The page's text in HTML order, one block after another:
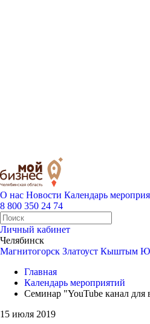
О нас Новости Календарь
8 800 350 24 74
Личный кабинет
Челябинск
Магнитогорск Златоуст Кыштым
Главная
Календарь мероприятий
Семинар "YouTube канал для
15 июля 2019